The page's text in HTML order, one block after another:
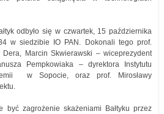
odbyło się w czwartek, 15 października
w siedzibie IO PAN. Dokonali tego prof.
Marcin Skwierawski – wiceprezydent
Pempkowiaka – dyrektora Instytutu
w Sopocie, oraz prof. Mirosławy
być zagrożenie skażeniami Bałtyku przez